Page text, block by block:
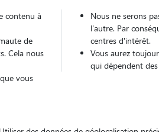
contenu à
de
Cela nous
vous
Nous ne serons
l'autre. Par
centres d'intérêt.
Vous aurez
qui dépendent